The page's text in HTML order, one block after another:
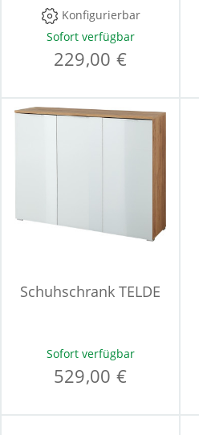
Konfigurierbar
Sofort verfügbar
229,00 €
Schuhschrank TELDE
Sofort verfügbar
529,00 €